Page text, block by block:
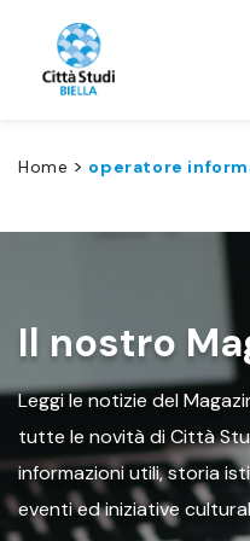
Home > operatore
Il nostro
Leggi le notizie del
tutte le novità di Città
informazioni utili, storia
eventi ed iniziative